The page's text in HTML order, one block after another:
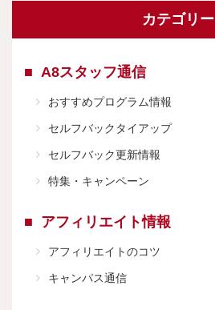
カテゴリー
A8スタッフ通信
おすすめプログラム情報
セルフバックタイアップ
セルフバック更新情報
特集・キャンペーン
アフィリエイト情報
アフィリエイトのコツ
キャンパス通信